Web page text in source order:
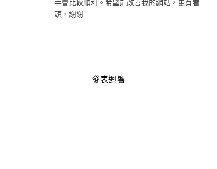
手會比較順利。希望能改善我的網站，更有看
頭，謝謝
發表迴響